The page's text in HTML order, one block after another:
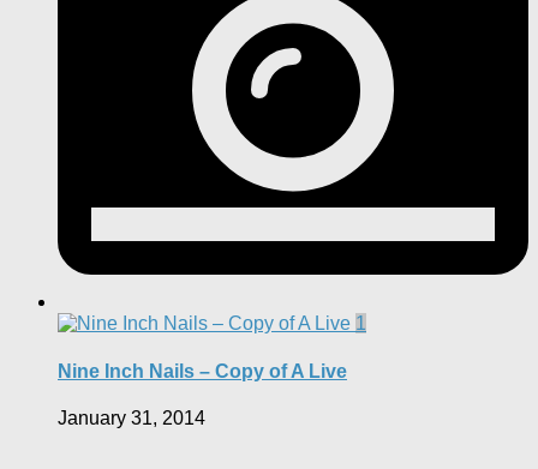
1
Nine Inch Nails – Copy of A Live
January 31, 2014